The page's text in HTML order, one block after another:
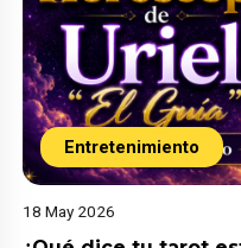
Entretenimiento
18 May 2026